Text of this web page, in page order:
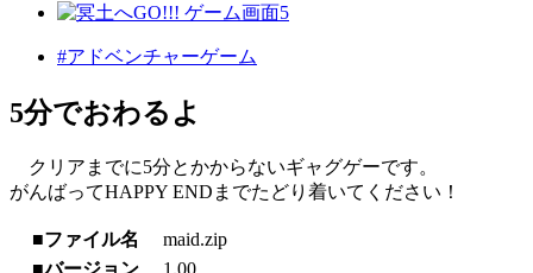
#アドベンチャーゲーム
5分でおわるよ
クリアまでに5分とかからないギャグゲーです。
がんばってHAPPY ENDまでたどり着いてください！
■ファイル名
maid.zip
■バージョン
1.00